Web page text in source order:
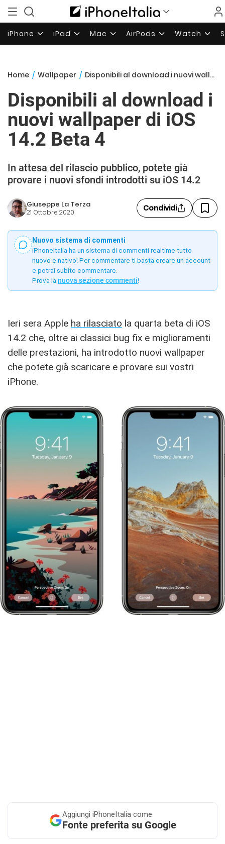
iPhone iPad Mac AirPods Watch
Home / Wallpaper / Disponibili al download i nuovi wallpaper di iOS 14.2 Beta 4
Disponibili al download i
nuovi wallpaper di iOS
14.2 Beta 4
In attesa del rilascio pubblico, potete già
provare i nuovi sfondi introdotti su iOS 14.2
Giuseppe La Terza
21 Ottobre 2020 Condividi
Nuovo sistema di commenti
iPhoneItalia ha un sistema di commenti realtime tutto
nuovo e nativo! Per commentare ti basta creare un account
e potrai subito commentare.
Prova la nuova sezione commenti!
Ieri sera Apple ha rilasciato la quarta beta di iOS
14.2 che, oltre ai classici bug fix e miglioramenti
delle prestazioni, ha introdotto nuovi wallpaper
che potete già scaricare e provare sui vostri
iPhone.
Aggiungi iPhoneItalia come
Fonte preferita su Google